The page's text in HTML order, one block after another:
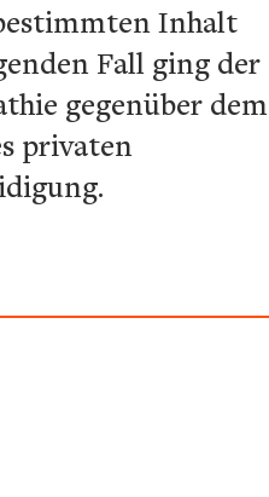
Inhalt
Fall ging der
gegenüber dem
privaten